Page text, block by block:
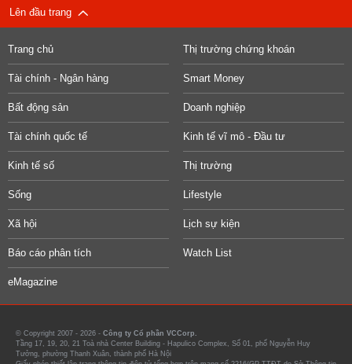
Lên đầu trang
Trang chủ Thị trường chứng khoán
Tài chính - Ngân hàng Smart Money
Bất động sản Doanh nghiệp
Tài chính quốc tế Kinh tế vĩ mô - Đầu tư
Kinh tế số Thị trường
Sống Lifestyle
Xã hội Lịch sự kiện
Báo cáo phân tích Watch List
eMagazine
© Copyright 2007 - 2026 - Công ty Cổ phần VCCorp.
Tầng 17, 19, 20, 21 Toà nhà Center Building - Hapulico Complex, Số 01, phố Nguyễn Huy
Tưởng, phường Thanh Xuân, thành phố Hà Nội